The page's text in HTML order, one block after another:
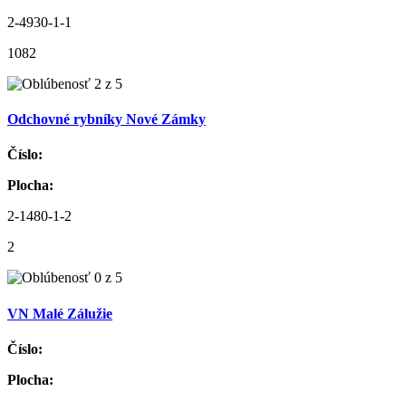
2-4930-1-1
1082
Odchovné rybníky Nové Zámky
Číslo:
Plocha:
2-1480-1-2
2
VN Malé Zálužie
Číslo:
Plocha: